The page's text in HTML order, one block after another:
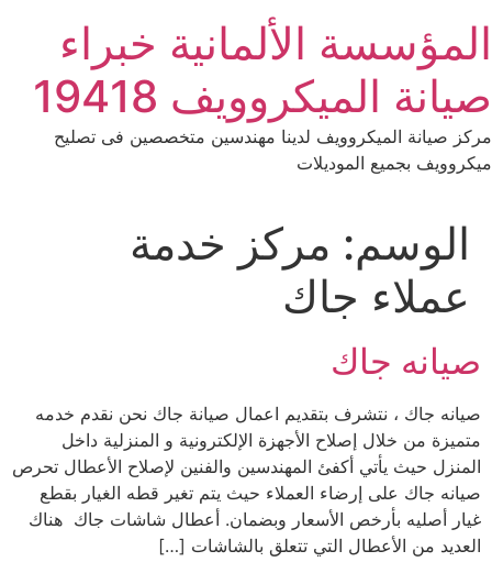
content
المؤسسة الألمانية خبراء
صيانة الميكروويف 19418
مركز صيانة الميكروويف لدينا مهندسين متخصصين فى تصليح
ميكروويف بجميع الموديلات
الوسم: مركز خدمة
عملاء جاك
صيانه جاك
صيانه جاك ، نتشرف بتقديم اعمال صيانة جاك نحن نقدم خدمه
متميزة من خلال إصلاح الأجهزة الإلكترونية و المنزلية داخل
المنزل حيث يأتي أكفئ المهندسين والفنين لإصلاح الأعطال تحرص
صيانه جاك على إرضاء العملاء حيث يتم تغير قطه الغيار بقطع
غيار أصليه بأرخص الأسعار وبضمان. أعطال شاشات جاك هناك
العديد من الأعطال التي تتعلق بالشاشات […]